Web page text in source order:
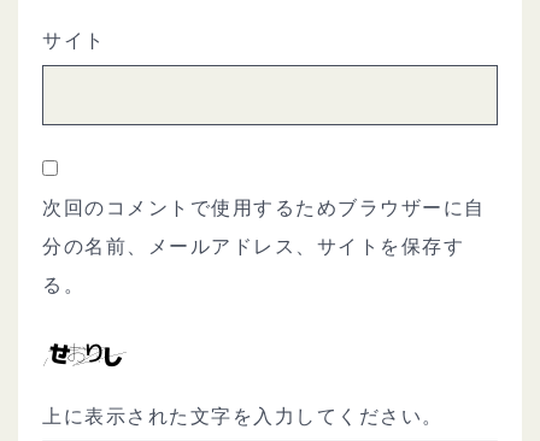
サイト
次回のコメントで使用するためブラウザーに自
分の名前、メールアドレス、サイトを保存す
る。
上に表示された文字を入力してください。